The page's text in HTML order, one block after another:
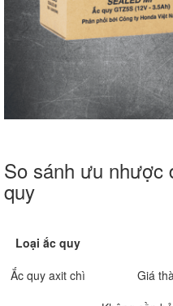
So sánh ưu nhược
quy
Loại ắc quy
Ắc quy axit chì
Giá